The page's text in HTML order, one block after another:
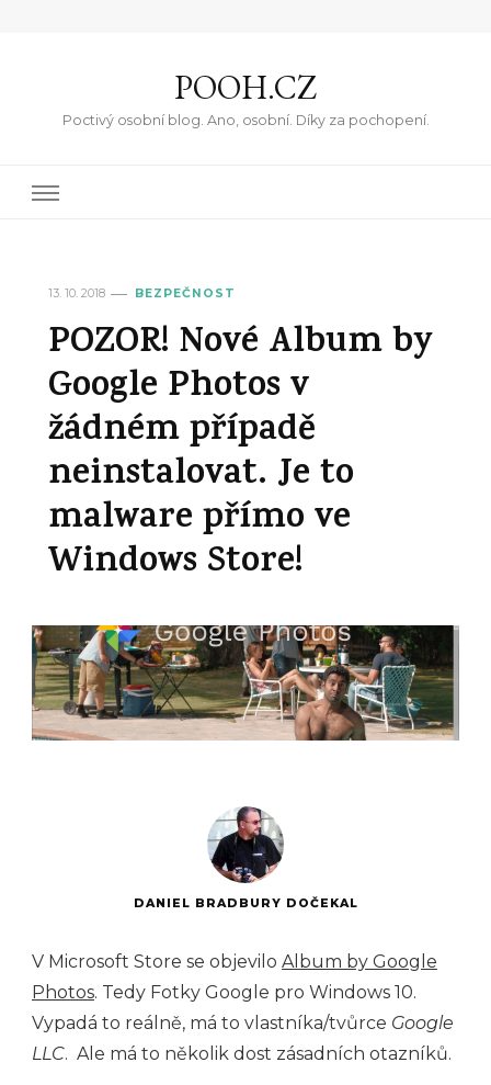
POOH.CZ
Poctivý osobní blog. Ano, osobní. Díky za pochopení.
13. 10. 2018 BEZPEČNOST
POZOR! Nové Album by
Google Photos v
žádném případě
neinstalovat. Je to
malware přímo ve
Windows Store!
DANIEL BRADBURY DOČEKAL
V Microsoft Store se objevilo Album by Google
Photos. Tedy Fotky Google pro Windows 10.
Vypadá to reálně, má to vlastníka/tvůrce Google
LLC. Ale má to několik dost zásadních otazníků.